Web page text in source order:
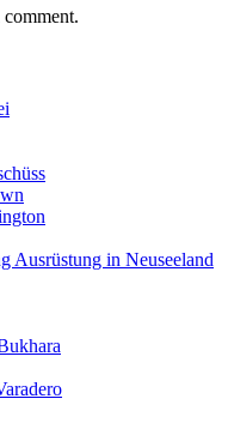
comment.
Ausrüstung in Neuseeland